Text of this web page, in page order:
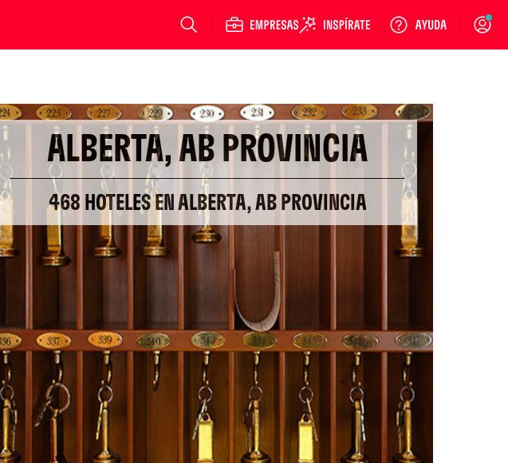
Login
ALBERTA, AB PROVINCIA
468 HOTELES EN ALBERTA, AB PROVINCIA